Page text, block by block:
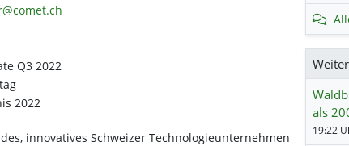
Q3 2022
2022
innovatives Schweizer Technologieunternehmen
als
19:22